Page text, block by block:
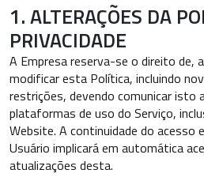
1. ALTERAÇÕES DA
PRIVACIDADE
A Empresa reserva-se o direito de,
modificar esta Política, incluindo
restrições, devendo comunicar isto
plataformas de uso do Serviço,
Website. A continuidade do acesso
Usuário implicará em automática
atualizações desta.